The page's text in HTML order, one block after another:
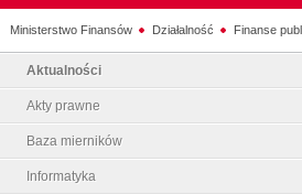
Ministerstwo Finansów Działalność Finanse
Aktualności
Akty prawne
Baza mierników
Informatyka